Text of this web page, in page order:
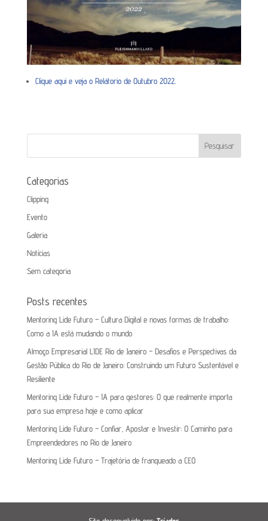
Clique aqui e veja o Relátorio de Outubro 2022.
Categorias
Clipping
Evento
Galeria
Notícias
Sem categoria
Posts recentes
Mentoring Lide Futuro – Cultura Digital e novas formas de trabalho:
Como a IA está mudando o mundo
Almoço Empresarial LIDE Rio de Janeiro – Desafios e Perspectivas da
Gestão Pública do Rio de Janeiro: Construindo um Futuro Sustentável e
Resiliente
Mentoring Lide Futuro – IA para gestores: O que realmente importa
para sua empresa hoje e como aplicar
Mentoring Lide Futuro – Confiar, Apostar e Investir: O Caminho para
Empreendedores no Rio de Janeiro
Mentoring Lide Futuro – Trajetória de franqueado a CEO